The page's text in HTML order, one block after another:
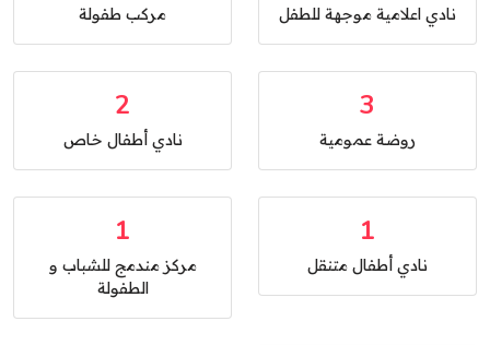
نادي اعلامية موجهة للطفل مركب طفولة
3
روضة عمومية
2
نادي أطفال خاص
1
نادي أطفال متنقل
1
مركز مندمج للشباب و
الطفولة